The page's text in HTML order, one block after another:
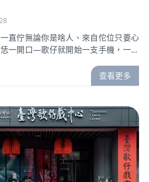
直佇無論你是啥人、來自佗位只要心
一開口—歌仔就開始一支手機，一段
的歌仔魂 報名時間 115年4月27日
8月31日（一）18:00 止 官網報名
準備好未？作伙唱入生活、唱
到恁站上舞臺！#第四屆歌仔上青 #將
K歌仔 #你的聲就是主角#文化部 #財
廣基金會#國立傳統藝術中心#臺語主
展計畫
查看更多